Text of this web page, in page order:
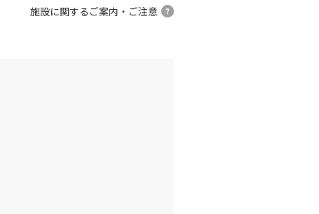
施設に関するご案内・ご注意